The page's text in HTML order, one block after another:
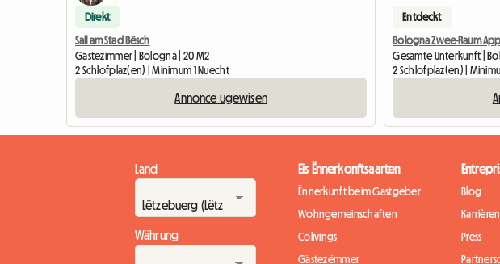
Direkt
Sall am Stad Bësch
Gästezimmer | Bologna | 20 M2
2 Schlofplaz(en) | Minimum 1 Nuecht
Annonce ugewisen
Entdeckt
Bologna Zwee-Raum
Gesamte Unterkunft |
2 Schlofplaz(en) |
Land
Währung
Eis Ënnerkonftsaarten
Ënnerkunft beim Gastgeber
Wohngemeinschaften
Colivings
Gästezëmmer
Blog
Karrièren
Press